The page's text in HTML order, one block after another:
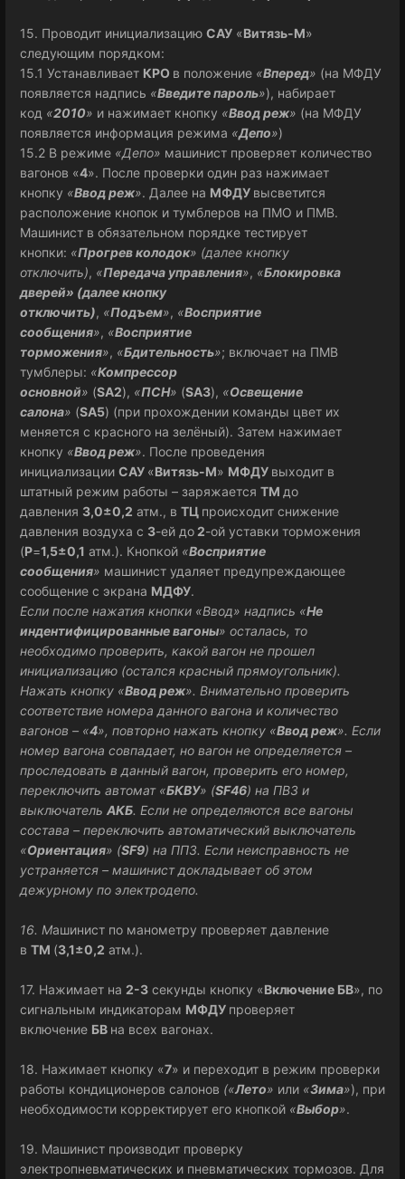
15. Проводит инициализацию САУ «Витязь-М»
следующим порядком:
15.1 Устанавливает КРО в положение «Вперед» (на МФДУ
появляется надпись «Введите пароль»), набирает
код «2010» и нажимает кнопку «Ввод реж» (на МФДУ
появляется информация режима «Депо»)
15.2 В режиме «Депо» машинист проверяет количество
вагонов «4». После проверки один раз нажимает
кнопку «Ввод реж». Далее на МФДУ высветится
расположение кнопок и тумблеров на ПМО и ПМВ.
Машинист в обязательном порядке тестирует
кнопки: «Прогрев колодок» (далее кнопку
отключить), «Передача управления», «Блокировка
дверей» (далее кнопку
отключить), «Подъем», «Восприятие
сообщения», «Восприятие
торможения», «Бдительность»; включает на ПМВ
тумблеры: «Компрессор
основной» (SA2), «ПСН» (SA3), «Освещение
салона» (SA5) (при прохождении команды цвет их
меняется с красного на зелёный). Затем нажимает
кнопку «Ввод реж». После проведения
инициализации САУ «Витязь-М» МФДУ выходит в
штатный режим работы – заряжается ТМ до
давления 3,0±0,2 атм., в ТЦ происходит снижение
давления воздуха с 3-ей до2-ой уставки торможения
(Р=1,5±0,1 атм.). Кнопкой «Восприятие
сообщения» машинист удаляет предупреждающее
сообщение с экрана МДФУ.
Если после нажатия кнопки «Ввод» надпись «Не
индентифицированные вагоны» осталась, то
необходимо проверить, какой вагон не прошел
инициализацию (остался красный прямоугольник).
Нажать кнопку «Ввод реж». Внимательно проверить
соответствие номера данного вагона и количество
вагонов – «4», повторно нажать кнопку «Ввод реж». Если
номер вагона совпадает, но вагон не определяется –
проследовать в данный вагон, проверить его номер,
переключить автомат «БКВУ» (SF46) на ПВЗ и
выключатель АКБ. Если не определяются все вагоны
состава – переключить автоматический выключатель
«Ориентация» (SF9) на ППЗ. Если неисправность не
устраняется – машинист докладывает об этом
дежурному по электродепо.
16. Машинист по манометру проверяет давление
в ТМ (3,1±0,2 атм.).
17. Нажимает на 2-3 секунды кнопку «Включение БВ», по
сигнальным индикаторам МФДУ проверяет
включение БВ на всех вагонах.
18. Нажимает кнопку «7» и переходит в режим проверки
работы кондиционеров салонов («Лето» или «Зима»), при
необходимости корректирует его кнопкой «Выбор».
19. Машинист производит проверку
электропневматических и пневматических тормозов. Для